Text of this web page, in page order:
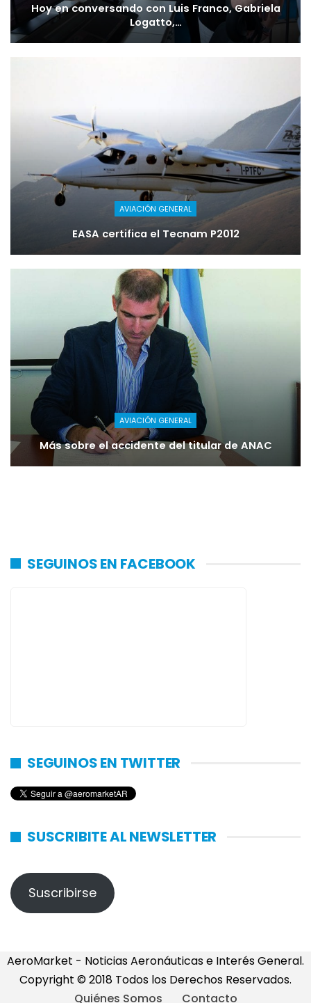
Hoy en conversando con Luis Franco, Gabriela
Logatto,…
AVIACIÓN GENERAL
EASA certifica el Tecnam P2012
AVIACIÓN GENERAL
Más sobre el accidente del titular de ANAC
SEGUINOS EN FACEBOOK
SEGUINOS EN TWITTER
SUSCRIBITE AL NEWSLETTER
Suscribirse
AeroMarket - Noticias Aeronáuticas e Interés General.
Copyright © 2018 Todos los Derechos Reservados.
Quiénes Somos
Contacto